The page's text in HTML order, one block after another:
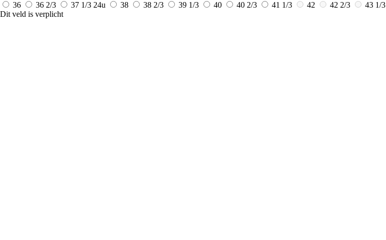
36
36 2/3 37 1/3 24u 38 38 2/3 39 1/3 40 40 2/3 41 1/3 42 42 2/3 43 1/3
Dit veld is verplicht